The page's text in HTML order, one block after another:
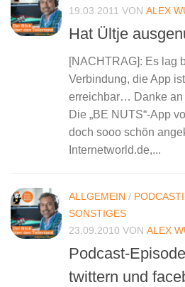
19.03.2011 VON ALEX
Hat Ültje
[NACHTRAG]: Es lag
Verbindung, die App
erreichbar… Danke an
Die „BE NUTS“-App
doch sooo schön
Internetworld.de,...
ALLGEMEIN /
SONSTIGES
23.09.2010 VON ALEX
Podcast-
twittern und